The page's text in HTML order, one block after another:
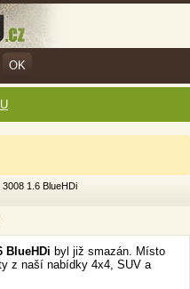
3008 1.6 BlueHDi
BlueHDi byl již smazán. Místo
z naší nabídky 4x4, SUV a